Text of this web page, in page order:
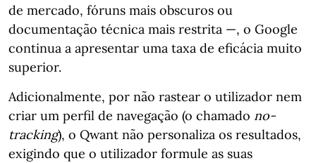
de mercado, fóruns mais obscuros ou
documentação técnica mais restrita —, o Google
continua a apresentar uma taxa de eficácia muito
superior.
Adicionalmente, por não rastear o utilizador nem
criar um perfil de navegação (o chamado no-
tracking), o Qwant não personaliza os resultados,
exigindo que o utilizador formule as suas